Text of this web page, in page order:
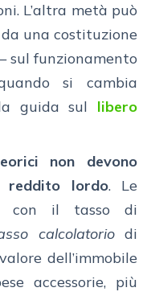
L’altra metà può
una costituzione
sul funzionamento
si cambia
guida sul libero
non devono
reddito lordo. Le
con il tasso di
calcolatoriodi
dell’immobile
accessorie, più